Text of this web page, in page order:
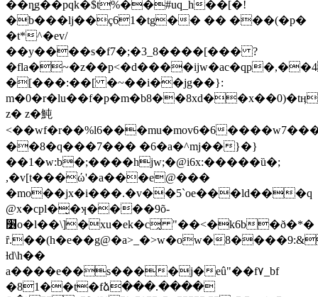
��ȵg��pqk�$t%��#uq_h��[�!
�b���lj��ç61�tg�� �� ���(�p�
�t*^�ev/
��y����s�f7�;�3_8����[��� ?
�[���:��[ �~��i��jg�­�}:
z� z�魨
<��wf�r��%l6���mu�mov6�6
��8�q���7��� �6�a�^mj��}�}
��1�w:b�;����hjw;�@i6x:�����ȕ�;
,�v[t���ώ'�a���e@���
�mo��jx�i���.�v��5`oe���ld���q
@x�cpl�̰�ʞ����9õ-
׶o�l��\]�xu�ek�c̭ "��<�k6b�ð�*�
ȓ.��(h�e��g@�a>_ �>w�ow�
ƚd\h��
a����e��s����j�eû"��f۷_bf
�81��t�fձ���.����